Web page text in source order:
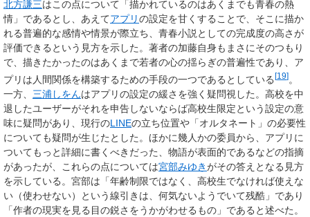
北方謙三はこの点について「描かれているのはあくまでも青春の熱
情」であるとし、あえてアプリの設定を甘くすることで、そこに描か
れる普遍的な感情や情景が際立ち、青春小説としての完成度の高さが
評価できるという見方を示した。著者の加藤自身もまさにそのつもり
で、描きたかったのはあくまで若者の心の揺らぎの普遍性であり、ア
プリは人間関係を構築するための手段の一つであるとしている [19] 。
一方、 三浦しをんはアプリの設定の緩さを強く疑問視した。高校を中
退したユーザーがそれを申告しないならば高校生限定という設定の意
味に疑問があり、現行のLINEの立ち位置や「オルタネート」の必要性
についても疑問が生じたとした。ほかに幾人かの委員から、アプリに
ついてもっと詳細に書くべきだった、物語が表面的であるなどの指摘
があったが、これらの点については宮部みゆきがその答えとなる見方
を示している。宮部は「年齢制限ではなく、高校生でなければ使えな
い（使わせない）という線引きは、何気ないようでいて残酷」であり
「作者の現実を見る目の鋭さをうかがわせるもの」であると述べた。